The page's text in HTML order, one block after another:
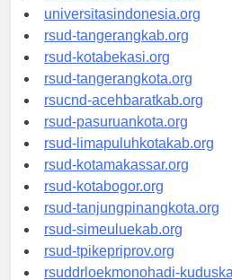
universitassamarinda.id
universitasindonesia.org
rsud-tangerangkab.org
rsud-kotabekasi.org
rsud-tangerangkota.org
rsucnd-acehbaratkab.org
rsud-pasuruankota.org
rsud-limapuluhkotakab.org
rsud-kotamakassar.org
rsud-kotabogor.org
rsud-tanjungpinangkota.org
rsud-simeuluekab.org
rsud-tpikepriprov.org